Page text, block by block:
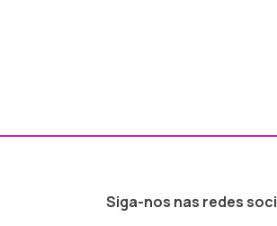
Siga-nos nas redes